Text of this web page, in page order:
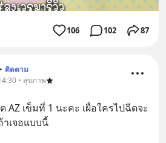
106 102 87
• ติดตาม
• สุขภาพ
AZ เข็มที่ 1 นะคะ เผื่อใครไปฉีดจะ
าเจอแบบนี้